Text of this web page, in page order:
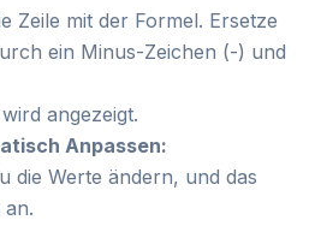
Zeile mit der Formel. Ersetze
ein Minus-Zeichen (-) und
angezeigt.
Anpassen:
die Werte ändern, und das
an.